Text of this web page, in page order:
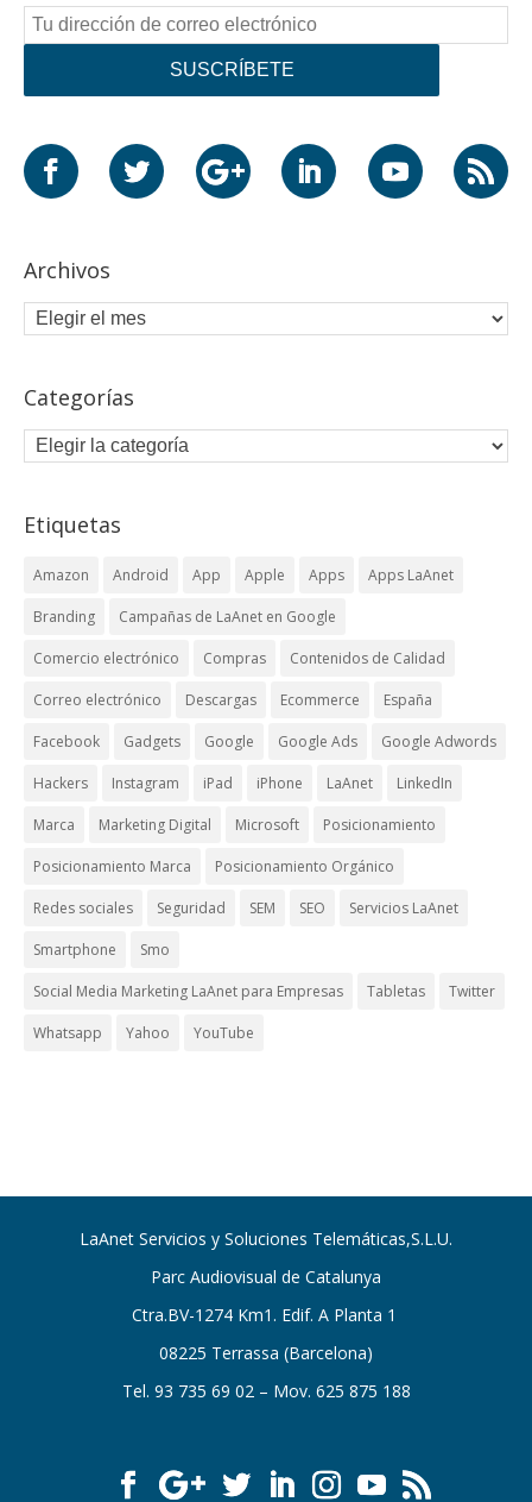
Archivos
Categorías
Etiquetas
Amazon Android App Apple Apps Apps LaAnet
Branding Campañas de LaAnet en Google
Comercio electrónico Compras Contenidos de Calidad
Correo electrónico Descargas Ecommerce España
Facebook Gadgets Google Google Ads Google Adwords
Hackers Instagram iPad iPhone LaAnet LinkedIn
Marca Marketing Digital Microsoft Posicionamiento
Posicionamiento Marca Posicionamiento Orgánico
Redes sociales Seguridad SEM SEO Servicios LaAnet
Smartphone Smo
Social Media Marketing LaAnet para Empresas Tabletas Twitter
Whatsapp Yahoo YouTube
LaAnet Servicios y Soluciones Telemáticas,S.L.U.
Parc Audiovisual de Catalunya
Ctra.BV-1274 Km1. Edif. A Planta 1
08225 Terrassa (Barcelona)
Tel. 93 735 69 02 – Mov. 625 875 188